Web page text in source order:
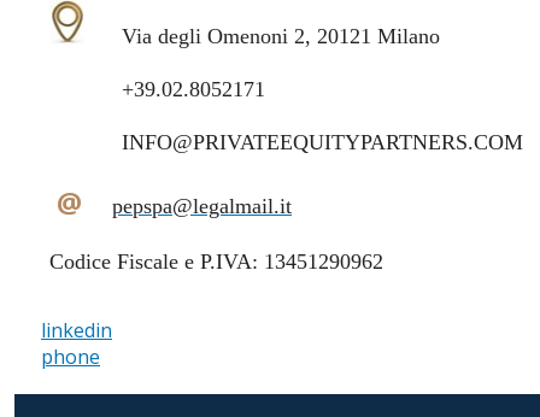
Via degli Omenoni 2, 20121 Milano
+39.02.8052171
INFO@PRIVATEEQUITYPARTNERS.COM
@ pepspa@legalmail.it
Codice Fiscale e P.IVA: 13451290962
linkedin
phone